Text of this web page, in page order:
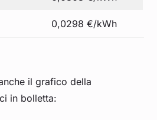
0,0298 €/kWh
il grafico della
in bolletta: